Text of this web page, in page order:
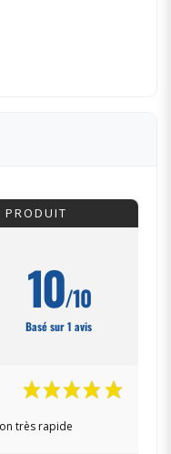
10/10
Basé sur 1 avis
très rapide